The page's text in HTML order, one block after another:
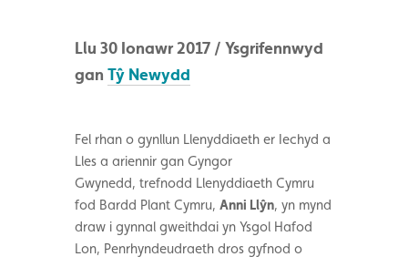
Llu 30 Ionawr 2017 / Ysgrifennwyd
gan Tŷ Newydd
Fel rhan o gynllun Llenyddiaeth er Iechyd a
Lles a ariennir gan Gyngor
Gwynedd, trefnodd Llenyddiaeth Cymru
fod Bardd Plant Cymru, Anni Llŷn, yn mynd
draw i gynnal gweithdai yn Ysgol Hafod
Lon, Penrhyndeudraeth dros gyfnod o